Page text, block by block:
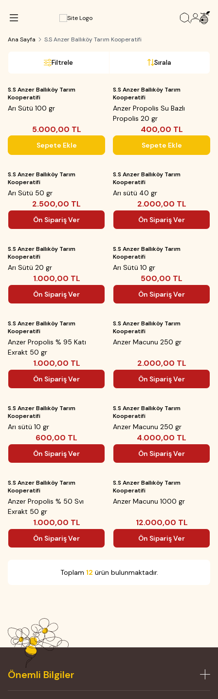
Ana Sayfa S.S Anzer Ballıköy Tarım Kooperatifi
Filtrele Sırala
S.S Anzer Ballıköy Tarım
Kooperatifi
Arı Sütü 100 gr
5.000,00 TL
Sepete Ekle
S.S Anzer Ballıköy Tarım
Kooperatifi
Anzer Propolis Su Bazlı
Propolis 20 gr
400,00 TL
Sepete Ekle
Yeni
S.S Anzer Ballıköy Tarım
Kooperatifi
Arı Sütü 50 gr
2.500,00 TL
Ön Sipariş Ver
Yeni
S.S Anzer Ballıköy Tarım
Kooperatifi
Arı sütü 40 gr
2.000,00 TL
Ön Sipariş Ver
Yeni
S.S Anzer Ballıköy Tarım
Kooperatifi
Arı Sütü 20 gr
1.000,00 TL
Ön Sipariş Ver
Yeni
S.S Anzer Ballıköy Tarım
Kooperatifi
Arı Sütü 10 gr
500,00 TL
Ön Sipariş Ver
Yeni
S.S Anzer Ballıköy Tarım
Kooperatifi
Anzer Propolis % 95 Katı
Exrakt 50 gr
1.000,00 TL
Ön Sipariş Ver
Yeni
S.S Anzer Ballıköy Tarım
Kooperatifi
Anzer Macunu 250 gr
2.000,00 TL
Ön Sipariş Ver
Yeni
S.S Anzer Ballıköy Tarım
Kooperatifi
Arı sütü 10 gr
600,00 TL
Ön Sipariş Ver
Yeni
S.S Anzer Ballıköy Tarım
Kooperatifi
Anzer Macunu 250 gr
4.000,00 TL
Ön Sipariş Ver
Yeni
S.S Anzer Ballıköy Tarım
Kooperatifi
Anzer Propolis % 50 Svı
Exrakt 50 gr
1.000,00 TL
Ön Sipariş Ver
Yeni
S.S Anzer Ballıköy Tarım
Kooperatifi
Anzer Macunu 1000 gr
12.000,00 TL
Ön Sipariş Ver
Toplam 12 ürün bulunmaktadır.
Önemli Bilgiler